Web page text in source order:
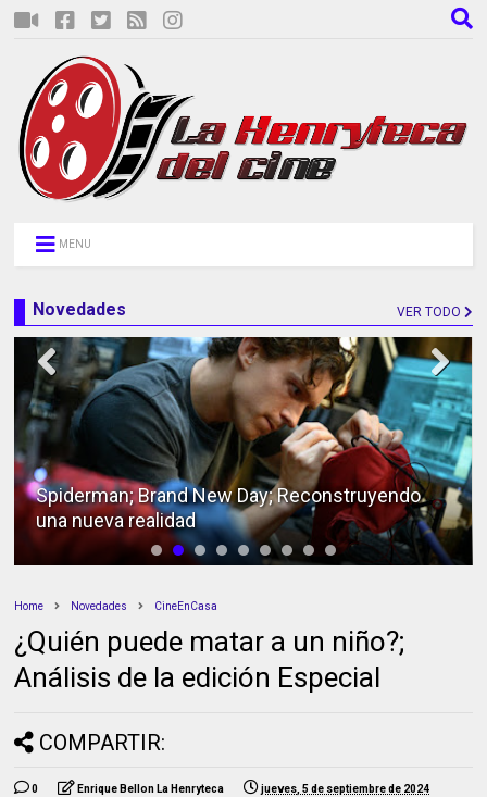
MENU
Novedades VER TODO
Spiderman; Brand New Day; Reconstruyendo
una nueva realidad
Home Novedades CineEnCasa
¿Quién puede matar a un niño?;
Análisis de la edición Especial
COMPARTIR:
0 Enrique Bellon La Henryteca jueves, 5 de septiembre de 2024